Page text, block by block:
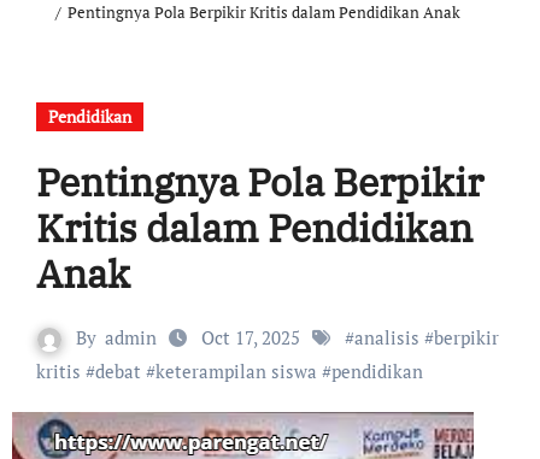
Pentingnya Pola Berpikir Kritis dalam Pendidikan Anak
Pendidikan
Pentingnya Pola Berpikir
Kritis dalam Pendidikan
Anak
By admin Oct 17, 2025 #analisis #berpikir
kritis #debat #keterampilan siswa #pendidikan